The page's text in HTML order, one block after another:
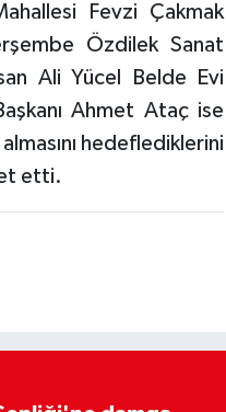
Fevzi Çakmak
Özdilek Sanat
Ali Yücel Belde Evi
Ahmet Ataç ise
hedeflediklerini
etti.